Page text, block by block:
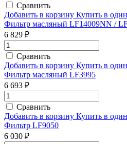
Сравнить
Добавить в корзину Купить в
Фильтр масляный LF14009NN /
6 829 ₽
Сравнить
Добавить в корзину Купить в
Фильтр масляный LF3995
6 693 ₽
Сравнить
Добавить в корзину Купить в
Фильтр LF9050
6 030 ₽